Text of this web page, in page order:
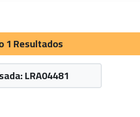
1 Resultados
LRA04481